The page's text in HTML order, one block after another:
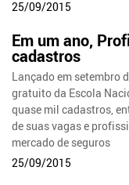
25/09/2015
Em um ano,
cadastros
Lançado em setembro
gratuito da Escola
quase mil cadastros,
de suas vagas e
mercado de seguros
25/09/2015